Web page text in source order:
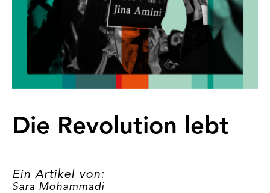
Die Revolution lebt
Ein Artikel von:
Sara Mohammadi